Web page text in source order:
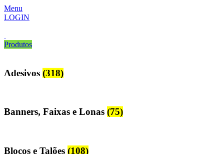
Menu
LOGIN
Produtos
Adesivos (318)
Banners, Faixas e Lonas (75)
Blocos e Talões (108)